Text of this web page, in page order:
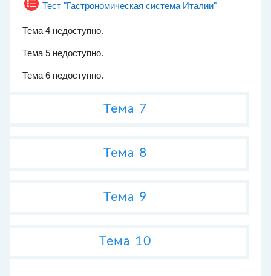
Тест "Гастрономическая система Италии"
Тема 4 недоступно.
Тема 5 недоступно.
Тема 6 недоступно.
Тема 7
Тема 8
Тема 9
Тема 10